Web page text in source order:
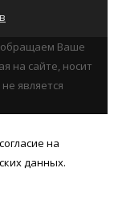
обращаем Ваше
на сайте, носит
является
на
данных.